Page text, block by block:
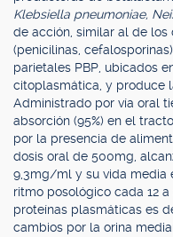
Klebsiella pneumoniae,
de acción, similar al de
(penicilinas,
parietales PBP, ubicados
citoplasmática, y produce
Administrado por vía oral
absorción (95%) en el
por la presencia de
dosis oral de 500mg,
9,3mg/ml y su vida media
ritmo posológico cada 12
proteínas plasmáticas es
cambios por la orina